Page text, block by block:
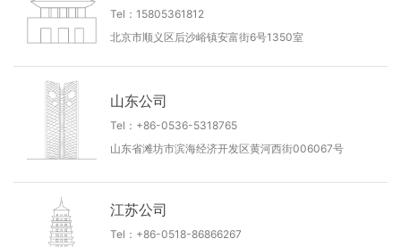
Tel：15805361812
北京市顺义区后沙峪镇安富街6号1350室
山东公司
Tel：+86-0536-5318765
山东省滩坊市滨海经济开发区黄河西街006067号
江苏公司
Tel：+86-0518-86866267